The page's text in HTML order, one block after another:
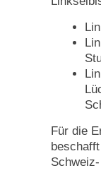
Für die
Schweiz-